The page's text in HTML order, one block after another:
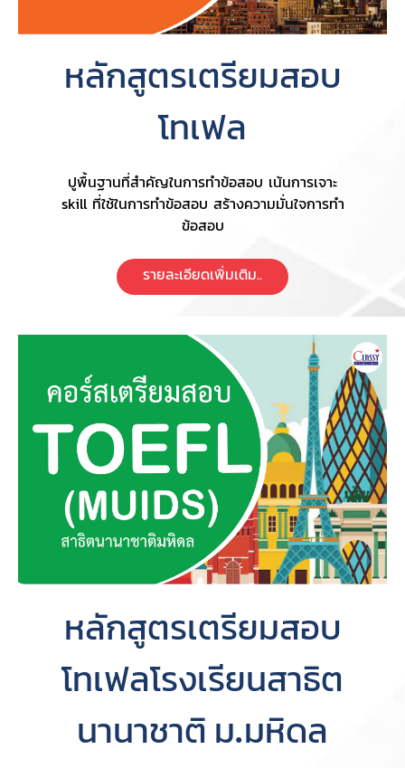
หลักสูตรเตรียมสอบ
โทเฟล
ปูพื้นฐานที่สำคัญในการทำข้อสอบ เน้นการเจาะ
skill ที่ใช้ในการทำข้อสอบ สร้างความมั่นใจการทำ
ข้อสอบ
รายละเอียดเพิ่มเติม..
หลักสูตรเตรียมสอบ
โทเฟลโรงเรียนสาธิต
นานาชาติ ม.มหิดล